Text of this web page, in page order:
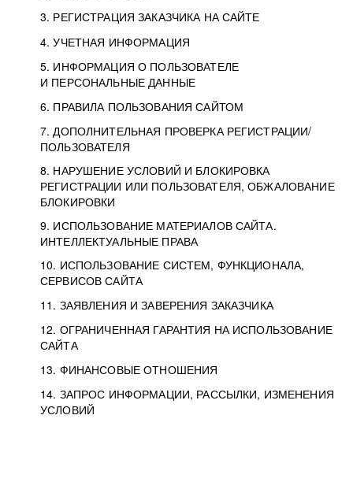
3. РЕГИСТРАЦИЯ ЗАКАЗЧИКА НА САЙТЕ
4. УЧЕТНАЯ ИНФОРМАЦИЯ
5. ИНФОРМАЦИЯ О ПОЛЬЗОВАТЕЛЕ
И ПЕРСОНАЛЬНЫЕ ДАННЫЕ
6. ПРАВИЛА ПОЛЬЗОВАНИЯ САЙТОМ
7. ДОПОЛНИТЕЛЬНАЯ ПРОВЕРКА РЕГИСТРАЦИИ/
ПОЛЬЗОВАТЕЛЯ
8. НАРУШЕНИЕ УСЛОВИЙ И БЛОКИРОВКА
РЕГИСТРАЦИИ ИЛИ ПОЛЬЗОВАТЕЛЯ, ОБЖАЛОВАНИЕ
БЛОКИРОВКИ
9. ИСПОЛЬЗОВАНИЕ МАТЕРИАЛОВ САЙТА.
ИНТЕЛЛЕКТУАЛЬНЫЕ ПРАВА
10. ИСПОЛЬЗОВАНИЕ СИСТЕМ, ФУНКЦИОНАЛА,
СЕРВИСОВ САЙТА
11. ЗАЯВЛЕНИЯ И ЗАВЕРЕНИЯ ЗАКАЗЧИКА
12. ОГРАНИЧЕННАЯ ГАРАНТИЯ НА ИСПОЛЬЗОВАНИЕ
САЙТА
13. ФИНАНСОВЫЕ ОТНОШЕНИЯ
14. ЗАПРОС ИНФОРМАЦИИ, РАССЫЛКИ, ИЗМЕНЕНИЯ
УСЛОВИЙ